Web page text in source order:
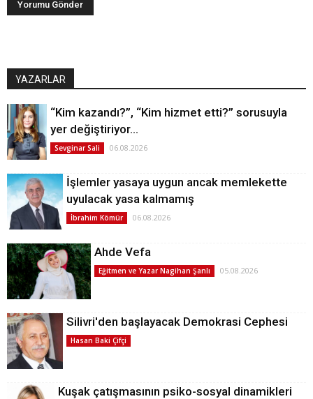
YAZARLAR
“Kim kazandı?”, “Kim hizmet etti?” sorusuyla
yer değiştiriyor…
Sevginar Sali 06.08.2026
İşlemler yasaya uygun ancak memlekette
uyulacak yasa kalmamış
İbrahim Kömür 06.08.2026
Ahde Vefa
Eğitmen ve Yazar Nagihan Şanlı 05.08.2026
Silivri'den başlayacak Demokrasi Cephesi
Hasan Baki Çifçi
Kuşak çatışmasının psiko-sosyal dinamikleri